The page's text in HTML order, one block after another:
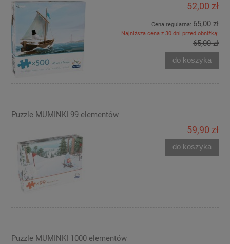
52,00 zł
Cena regularna: 65,00 zł
Najniższa cena z 30 dni przed obniżką:
65,00 zł
do koszyka
Puzzle MUMINKI 99 elementów
59,90 zł
do koszyka
Puzzle MUMINKI 1000 elementów